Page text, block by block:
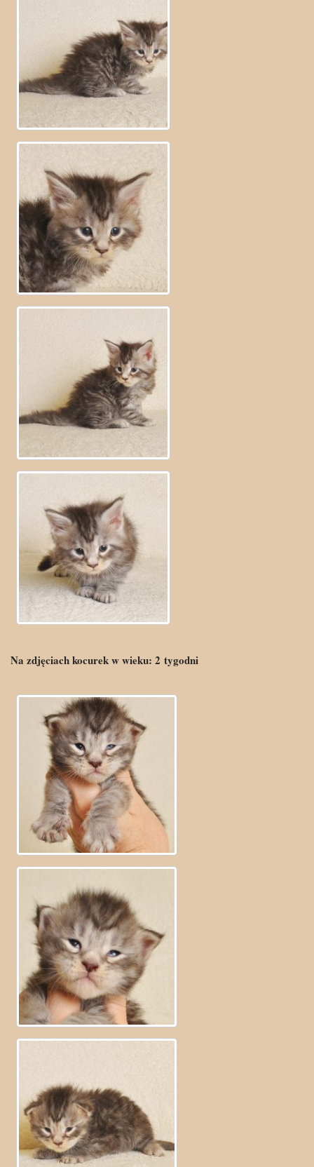
Na zdjęciach kocurek w wieku: 2 tygodni